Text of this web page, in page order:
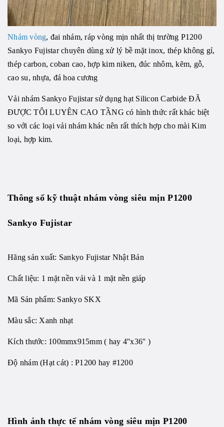
Nhám vòng, đai nhám, ráp vòng mịn nhất thị trường P1200
Sankyo Fujistar chuyên dùng xử lý bề mặt inox, thép không gỉ,
thép carbon, coban cao, hợp kim niken, đúc nhôm, kẽm, gỗ,
cao su, nhựa, đá hoa cương
Vải nhám Sankyo Fujistar sử dụng hạt Silicon Carbide ĐÃ
ĐƯỢC TÔI LUYÊN CAO TẦNG có hình thức rất khác biệt
so với các loại vải nhám khác nên rất thích hợp cho mài Kim
loại, hợp kim.
Thông số kỹ thuật nhám vòng siêu mịnP1200
Sankyo Fujistar
Hãng sản xuất: Sankyo Fujistar Nhật Bản
Chất liệu: 1 mặt nền vải và 1 mặt nền giáp
Mã Sản phẩm: Sankyo SKX
Màu sắc: Xanh nhạt
Kích thước: 100mmx915mm ( hay 4''x36'' )
Độ nhám (Hạt cát) : P1200 hay #1200
Hình ảnh thực tếnhám vòng siêu mịn P1200